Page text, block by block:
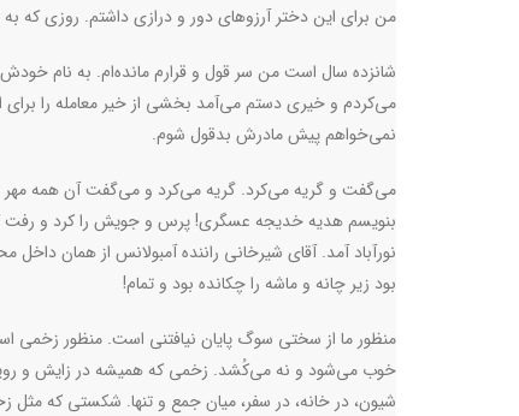
من برای این دختر آرزوهای دور و درازی داشتم. روزی که به
شانزده سال است من سر قول و قرارم مانده‌ام. به نام
می‌کردم و خیری دستم می‌آمد بخشی از خیر معامله را
نمی‌خواهم پیش مادرش بدقول شوم.
می‌گفت و گریه می‌کرد. گریه می‌کرد و می‌گفت آن همه مهر
بنویسم هدیه خدیجه عسگری! پرس و جویش را کرد و رفت
نورآباد آمد. آقای شیرخانی راننده آمبولانس از همان داخل
بود زیر چانه و ماشه را چکانده بود و تمام!
منظور ما از سختی سوگ‌ پایان نیافتنی است. منظور زخمی
خوب می‌شود و نه می‌کُشد. زخمی که همیشه در زایش و
شیون، در خانه، در سفر، میان جمع و تنها. شکستی که